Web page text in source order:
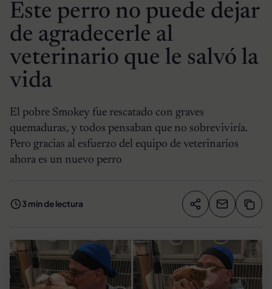
Este perro no puede dejar
de agradecerle al
veterinario que le salvó la
vida
El pobre Smokey fue rescatado con graves
quemaduras, y todos pensaban que no sobreviviría.
Pero gracias al esfuerzo del equipo de veterinarios
ahora es un nuevo perro
3 min de lectura Compartir